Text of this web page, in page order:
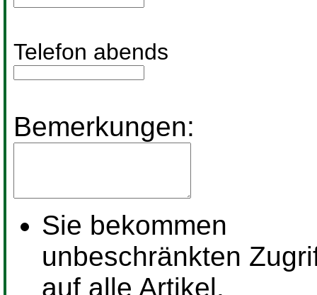
Telefon abends
Bemerkungen:
Sie bekommen
unbeschränkten
auf alle Artikel.